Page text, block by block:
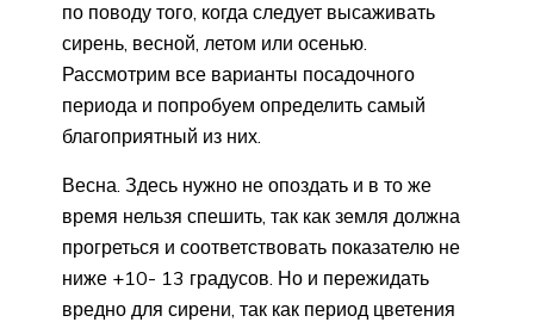
по поводу того, когда следует высаживать
сирень, весной, летом или осенью.
Рассмотрим все варианты посадочного
периода и попробуем определить самый
благоприятный из них.
Весна. Здесь нужно не опоздать и в то же
время нельзя спешить, так как земля должна
прогреться и соответствовать показателю не
ниже +10- 13 градусов. Но и пережидать
вредно для сирени, так как период цветения